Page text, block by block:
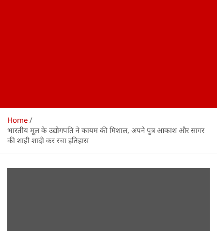
Home
भारतीय मूल के उद्योगपति ने कायम की मिशाल, अपने पुत्र आकाश और सागर
की शाही शादी कर रचा इतिहास